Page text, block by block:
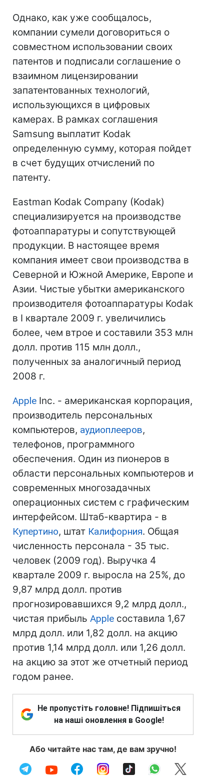
Однако, как уже сообщалось,
компании сумели договориться о
совместном использовании своих
патентов и подписали соглашение о
взаимном лицензировании
запатентованных технологий,
использующихся в цифровых
камерах. В рамках соглашения
Samsung выплатит Kodak
определенную сумму, которая пойдет
в счет будущих отчислений по
патенту.
Eastman Kodak Company (Kodak)
специализируется на производстве
фотоаппаратуры и сопутствующей
продукции. В настоящее время
компания имеет свои производства в
Северной и Южной Америке, Европе и
Азии. Чистые убытки американского
производителя фотоаппаратуры Kodak
в I квартале 2009 г. увеличились
более, чем втрое и составили 353 млн
долл. против 115 млн долл.,
полученных за аналогичный период
2008 г.
Apple Inc. - американская корпорация,
производитель персональных
компьютеров, аудиоплееров,
телефонов, программного
обеспечения. Один из пионеров в
области персональных компьютеров и
современных многозадачных
операционных систем с графическим
интерфейсом. Штаб-квартира - в
Купертино, штат Калифорния. Общая
численность персонала - 35 тыс.
человек (2009 год). Выручка 4
квартале 2009 г. выросла на 25%, до
9,87 млрд долл. против
прогнозировавшихся 9,2 млрд долл.,
чистая прибыль Apple составила 1,67
млрд долл. или 1,82 долл. на акцию
против 1,14 млрд долл. или 1,26 долл.
на акцию за этот же отчетный период
годом ранее.
Не пропустіть головне! Підпишіться
на наші оновлення в Google!
Або читайте нас там, де вам зручно!